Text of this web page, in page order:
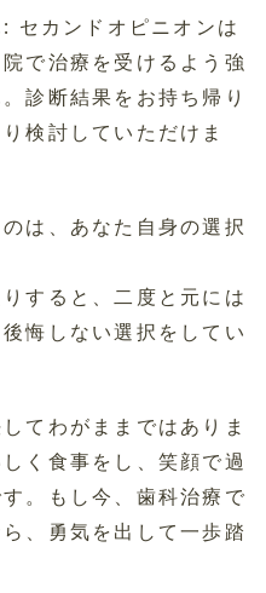
セカンドオピニオンは
で治療を受けるよう強
診断結果をお持ち帰り
検討していただけま
は、あなた自身の選択
すると、二度と元には
悔しない選択をしてい
てわがままではありま
く食事をし、笑顔で過
。もし今、歯科治療で
、勇気を出して一歩踏